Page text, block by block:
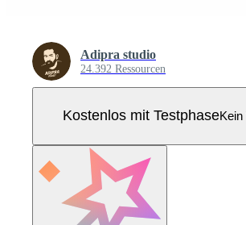
Adipra studio
24.392 Ressourcen
Kostenlos mit TestphaseKein